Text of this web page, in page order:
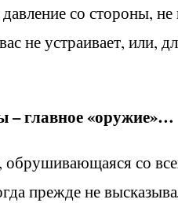
давление со стороны,
не устраивает, или,
– главное «оружие»…
со
прежде не